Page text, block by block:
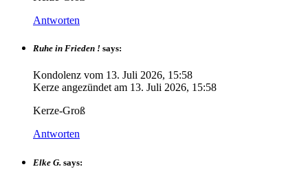
Antworten
Ruhe in Frieden ! says:
Kondolenz vom 13. Juli 2026, 15:58
Kerze angezündet am 13. Juli 2026, 15:58
Kerze-Groß
Antworten
Elke G. says: